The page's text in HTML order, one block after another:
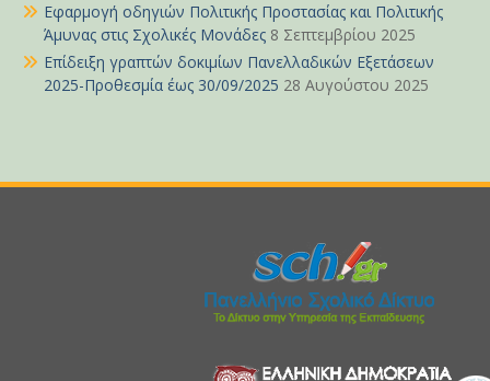
Εφαρμογή οδηγιών Πολιτικής Προστασίας και Πολιτικής
Άμυνας στις Σχολικές Μονάδες 8 Σεπτεμβρίου 2025
Επίδειξη γραπτών δοκιμίων Πανελλαδικών Εξετάσεων
2025-Προθεσμία έως 30/09/2025 28 Αυγούστου 2025